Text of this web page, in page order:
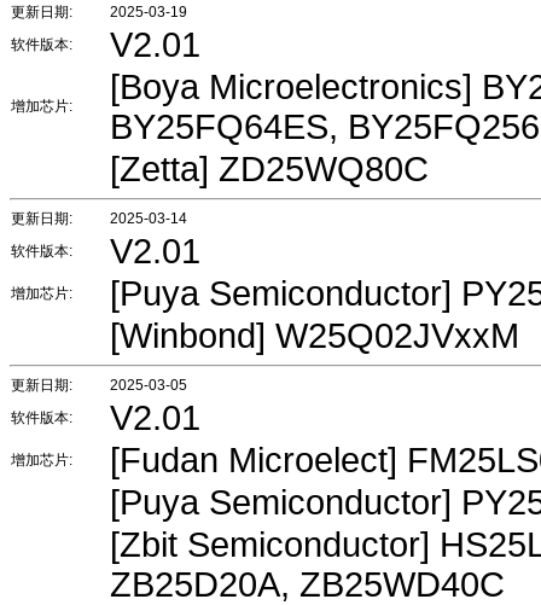
更新日期:
2025-03-19
软件版本:
V2.01
增加芯片:
[Boya Microelectronics]
BY25FQ64ES,
[Zetta] ZD25WQ80C
更新日期:
2025-03-14
软件版本:
V2.01
增加芯片:
[Puya Semiconductor]
[Winbond] W25Q02JVxxM
更新日期:
2025-03-05
软件版本:
V2.01
增加芯片:
[Fudan Microelect]
[Puya Semiconductor]
[Zbit Semiconductor]
ZB25D20A, ZB25WD40C